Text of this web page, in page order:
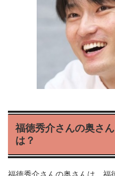
福徳秀介さんの奥さ
は？
福徳秀介さんの奥さんは、福